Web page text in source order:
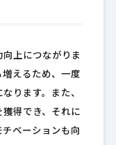
上につながりま
えるため、一度
ります。また、
得でき、それに
ベーションも向